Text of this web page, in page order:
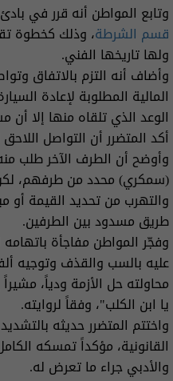
وتابع المواطن أنه قرر في
قسم الشرطة، وذلك كخطوة
ولها تاريخها الفني.
وأضاف أنه التزم بالاتفاق
المالية المطلوبة لإعادة
الوعد الذي تلقاه منها إلا أن
أكد المتضرر أن التواصل
وأوضح أن الطرف الآخر طلب
(سمكري) محدد من طرفهم، لكن
والتهرب من تحديد القيمة
طريق مسدود بين الطرفين.
وفجّر المواطن مفاجأة باتهامه
عليه بالسب والقذف وتوجيه
محاولته حل الأزمة ودياً،
يا ابن الكلب"، وفقاً لروايته.
واختتم المتضرر حديثه
القانونية، مؤكداً تمسكه
والأدبي جراء ما تعرض له.